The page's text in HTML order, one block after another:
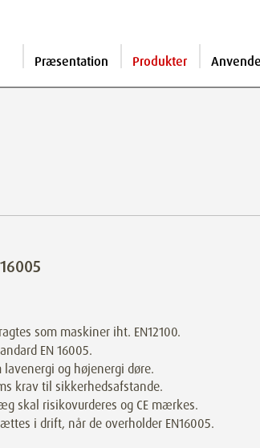
Præsentation Produkter
som maskiner iht. EN12100.
EN 16005.
og højenergi døre.
krav til sikkerhedsafstande.
skal risikovurderes og CE mærkes.
i drift, når de overholder EN16005.